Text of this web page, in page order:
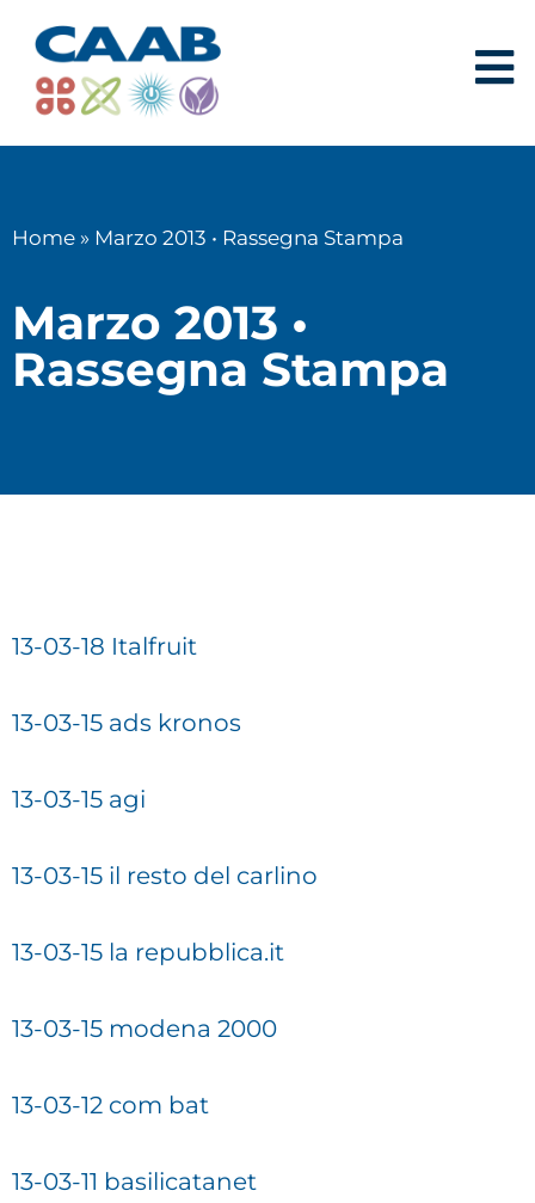
Home » Marzo 2013 • Rassegna Stampa
Marzo 2013 •
Rassegna Stampa
13-03-18 Italfruit
13-03-15 ads kronos
13-03-15 agi
13-03-15 il resto del carlino
13-03-15 la repubblica.it
13-03-15 modena 2000
13-03-12 com bat
13-03-11 basilicatanet